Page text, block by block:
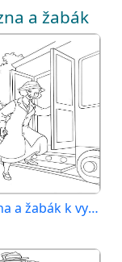
a žabák
Princezna a žabák k vytištění pro děti